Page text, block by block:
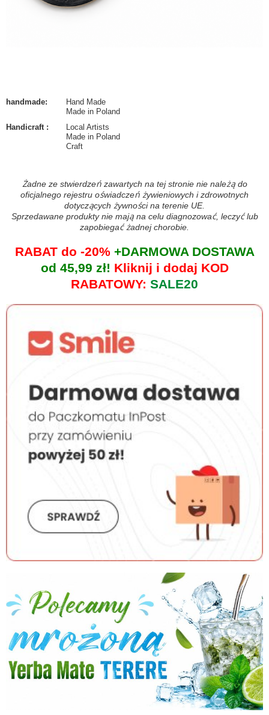
handmade:
Hand Made
Made in Poland
Handicraft :
Local Artists
Made in Poland
Craft
Żadne ze stwierdzeń zawartych na tej stronie nie należą do
oficjalnego rejestru oświadczeń żywieniowych i zdrowotnych
dotyczących żywności na terenie UE.
Sprzedawane produkty nie mają na celu diagnozować, leczyć lub
zapobiegać żadnej chorobie.
RABAT do -20%+DARMOWA DOSTAWA
od 45,99 zł! Kliknij i dodaj KOD
RABATOWY: SALE20